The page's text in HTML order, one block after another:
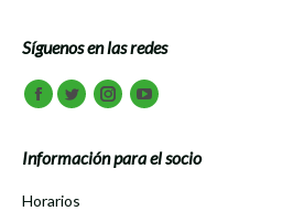
Síguenos en las redes
Encuéntranos en:
Facebook
TwitterInstagramYoutube
Información para el socio
Horarios